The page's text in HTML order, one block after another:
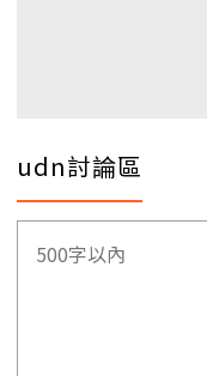
udn討論區